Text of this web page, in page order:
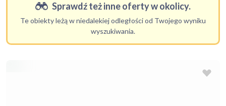
Sprawdź też inne oferty w okolicy.
Te obiekty leżą w niedalekiej odległości od Twojego wyniku
wyszukiwania.